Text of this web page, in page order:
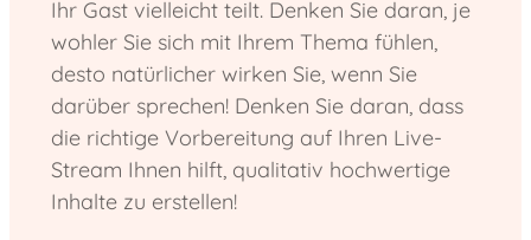
Ihr Gast vielleicht teilt. Denken Sie daran, je
wohler Sie sich mit Ihrem Thema fühlen,
desto natürlicher wirken Sie, wenn Sie
darüber sprechen! Denken Sie daran, dass
die richtige Vorbereitung auf Ihren Live-
Stream Ihnen hilft, qualitativ hochwertige
Inhalte zu erstellen!